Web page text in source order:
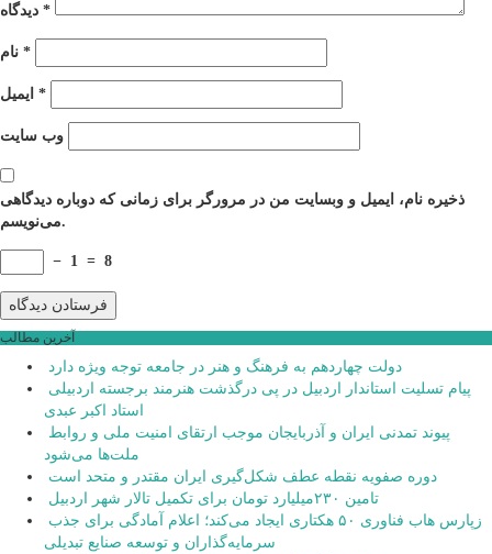
*
*
*
وب‌ سایت
ذخیره نام، ایمیل و وبسایت من در مرورگر برای زمانی که دوباره دیدگاهی
می‌نویسم.
− 1 = 8
آخرین مطالب
دولت چهاردهم به فرهنگ و هنر در جامعه توجه ویژه دارد
استاد اکبر عبدی
ملت‌ها می‌شود
دوره صفویه نقطه عطف شکل‌گیری ایران مقتدر و متحد است
تامین ۲۳۰میلیارد تومان برای تکمیل تالار شهر اردبیل
سرمایه‌گذاران و توسعه صنایع تبدیلی